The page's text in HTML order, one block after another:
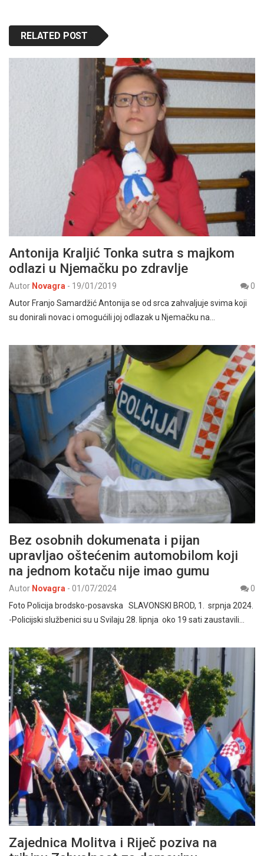
RELATED POST
Antonija Kraljić Tonka sutra s majkom
odlazi u Njemačku po zdravlje
Autor Novagra - 19/01/2019
0
Autor Franjo Samardžić Antonija se od srca zahvaljuje svima koji
su donirali novac i omogućili joj odlazak u Njemačku na…
Bez osobnih dokumenata i pijan
upravljao oštećenim automobilom koji
na jednom kotaču nije imao gumu
Autor Novagra - 01/07/2024
0
Foto Policija brodsko-posavska SLAVONSKI BROD, 1. srpnja 2024.
-Policijski službenici su u Svilaju 28. lipnja oko 19 sati zaustavili…
Zajednica Molitva i Riječ poziva na